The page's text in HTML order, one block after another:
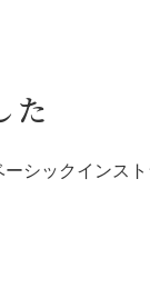
た
シックインスト